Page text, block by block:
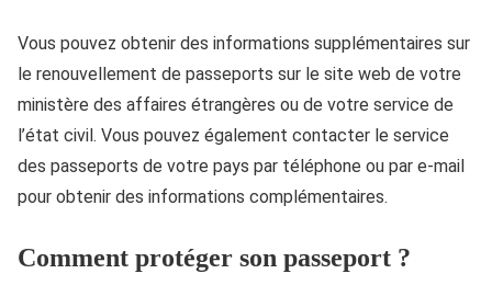
Vous pouvez obtenir des informations supplémentaires sur
le renouvellement de passeports sur le site web de votre
ministère des affaires étrangères ou de votre service de
l’état civil. Vous pouvez également contacter le service
des passeports de votre pays par téléphone ou par e-mail
pour obtenir des informations complémentaires.
Comment protéger son passeport ?